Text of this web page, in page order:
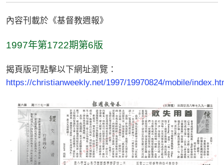
內容刊載於《基督教週報》
1997年第1722期第6版
揭頁版可點擊以下網址瀏覽：
https://christianweekly.net/1997/19970824/mobile/